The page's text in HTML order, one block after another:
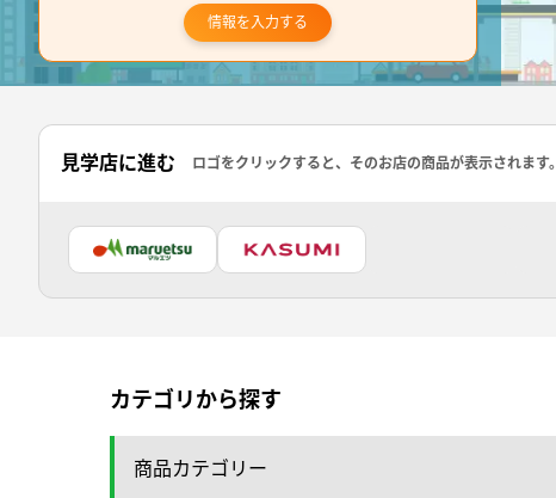
情報を入力する
見学店に進む ロゴをクリックすると、そのお店の商品が表示されます。
カテゴリから探す
商品カテゴリー